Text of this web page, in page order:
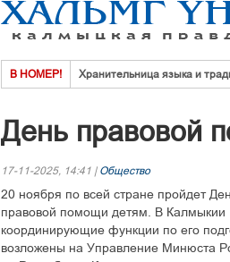
В НОМЕР! Хранительница языка и
Көдәрҗәдг һазрт олзлх
МАСТЕР-КЛАСС ДЛЯ
День правовой
17-11-2025, 14:41 | Общество
20 ноября по всей стране пройдет
правовой помощи детям. В Калмыкии
координирующие функции по его
возложены на Управление Минюста